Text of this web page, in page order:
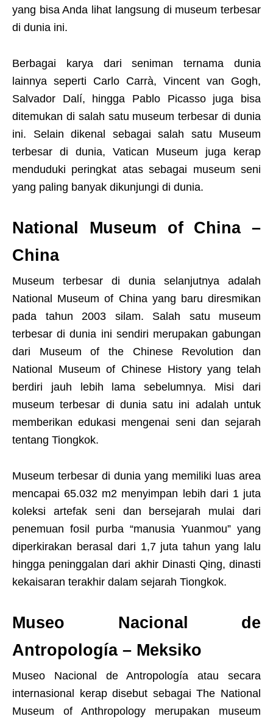
yang bisa Anda lihat langsung di museum terbesar
di dunia ini.
Berbagai karya dari seniman ternama dunia
lainnya seperti Carlo Carrà, Vincent van Gogh,
Salvador Dalí, hingga Pablo Picasso juga bisa
ditemukan di salah satu museum terbesar di dunia
ini. Selain dikenal sebagai salah satu Museum
terbesar di dunia, Vatican Museum juga kerap
menduduki peringkat atas sebagai museum seni
yang paling banyak dikunjungi di dunia.
National Museum of China –
China
Museum terbesar di dunia selanjutnya adalah
National Museum of China yang baru diresmikan
pada tahun 2003 silam. Salah satu museum
terbesar di dunia ini sendiri merupakan gabungan
dari Museum of the Chinese Revolution dan
National Museum of Chinese History yang telah
berdiri jauh lebih lama sebelumnya. Misi dari
museum terbesar di dunia satu ini adalah untuk
memberikan edukasi mengenai seni dan sejarah
tentang Tiongkok.
Museum terbesar di dunia yang memiliki luas area
mencapai 65.032 m2 menyimpan lebih dari 1 juta
koleksi artefak seni dan bersejarah mulai dari
penemuan fosil purba “manusia Yuanmou” yang
diperkirakan berasal dari 1,7 juta tahun yang lalu
hingga peninggalan dari akhir Dinasti Qing, dinasti
kekaisaran terakhir dalam sejarah Tiongkok.
Museo Nacional de
Antropología – Meksiko
Museo Nacional de Antropología atau secara
internasional kerap disebut sebagai The National
Museum of Anthropology merupakan museum